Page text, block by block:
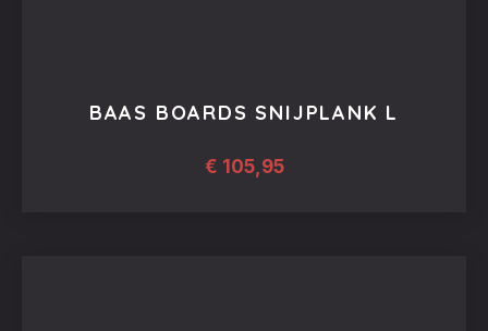
BAAS BOARDS SNIJPLANK L
€ 105,95